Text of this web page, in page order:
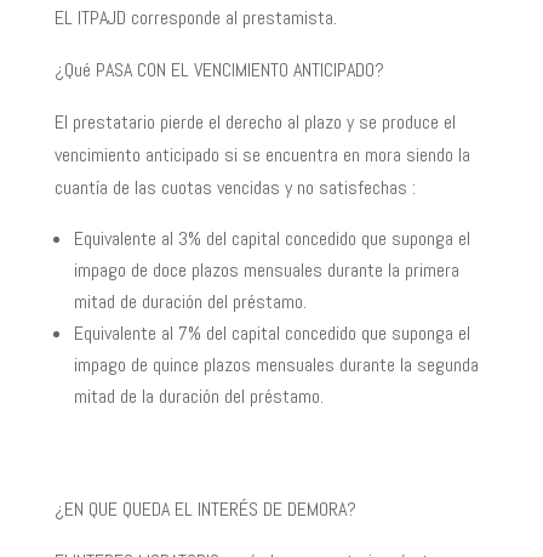
EL ITPAJD corresponde al prestamista.
¿Qué PASA CON EL VENCIMIENTO ANTICIPADO?
El prestatario pierde el derecho al plazo y se produce el
vencimiento anticipado si se encuentra en mora siendo la
cuantía de las cuotas vencidas y no satisfechas :
Equivalente al 3% del capital concedido que suponga el
impago de doce plazos mensuales durante la primera
mitad de duración del préstamo.
Equivalente al 7% del capital concedido que suponga el
impago de quince plazos mensuales durante la segunda
mitad de la duración del préstamo.
¿EN QUE QUEDA EL INTERÉS DE DEMORA?